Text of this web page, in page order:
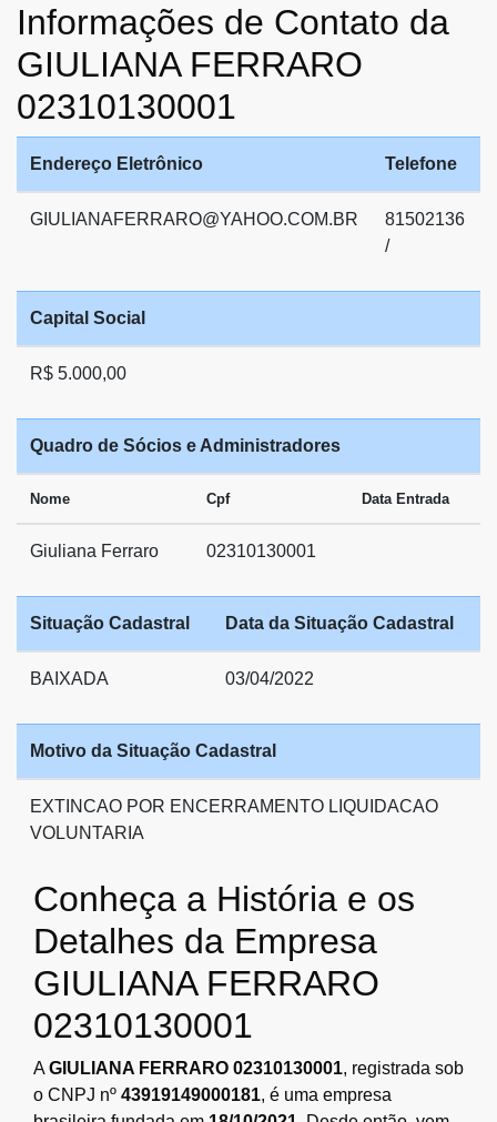
Informações de Contato da
GIULIANA FERRARO
02310130001
Endereço Eletrônico Telefone
GIULIANAFERRARO@YAHOO.COM.BR
81502136
/
Capital Social
R$ 5.000,00
Quadro de Sócios e Administradores
Nome Cpf Data Entrada
Giuliana Ferraro 02310130001
Situação Cadastral Data da Situação Cadastral
BAIXADA 03/04/2022
Motivo da Situação Cadastral
EXTINCAO POR ENCERRAMENTO LIQUIDACAO
VOLUNTARIA
Conheça a História e os
Detalhes da Empresa
GIULIANA FERRARO
02310130001
AGIULIANA FERRARO 02310130001, registrada sob
o CNPJ nº 43919149000181, é uma empresa